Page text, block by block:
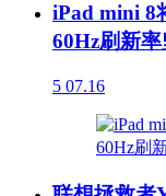
iPad mini 8
60Hz刷新
5 07.16